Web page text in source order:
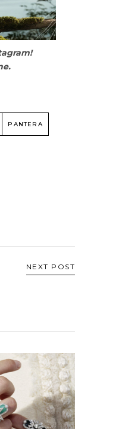
PANTERA
NEXT POST